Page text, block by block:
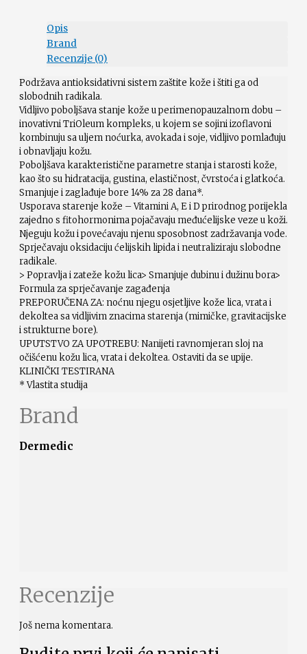
Opis
Brand
Recenzije (0)
Podržava antioksidativni sistem zaštite kože i štiti ga od
slobodnih radikala.
Vidljivo poboljšava stanje kože u perimenopauzalnom dobu –
inovativni TriOleum kompleks, u kojem se sojini izoflavoni
kombinuju sa uljem noćurka, avokada i soje, vidljivo pomlađuju
i obnavljaju kožu.
Poboljšava karakteristične parametre stanja i starosti kože,
kao što su hidratacija, gustina, elastičnost, čvrstoća i glatkoća.
Smanjuje i zaglađuje bore 14% za 28 dana*.
Usporava starenje kože – Vitamini A, E i D prirodnog porijekla
zajedno s fitohormonima pojačavaju međućelijske veze u koži.
Njeguju kožu i povećavaju njenu sposobnost zadržavanja vode.
Sprječavaju oksidaciju ćelijskih lipida i neutraliziraju slobodne
radikale.
> Popravlja i zateže kožu lica> Smanjuje dubinu i dužinu bora>
Formula za sprječavanje zagađenja
PREPORUČENA ZA: noćnu njegu osjetljive kože lica, vrata i
dekoltea sa vidljivim znacima starenja (mimičke, gravitacijske
i strukturne bore).
UPUTSTVO ZA UPOTREBU: Nanijeti ravnomjeran sloj na
očišćenu kožu lica, vrata i dekoltea. Ostaviti da se upije.
KLINIČKI TESTIRANA
* Vlastita studija
Brand
Dermedic
Recenzije
Još nema komentara.